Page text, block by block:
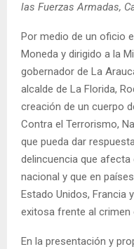
las Fuerzas Armadas,
Por medio de un oficio
Moneda y dirigido a la
gobernador de La
alcalde de La Florida,
creación de un cuerpo
Contra el Terrorismo,
que pueda dar
delincuencia que
nacional y que en
Estado Unidos, Francia
exitosa frente al crimen
En la presentación y